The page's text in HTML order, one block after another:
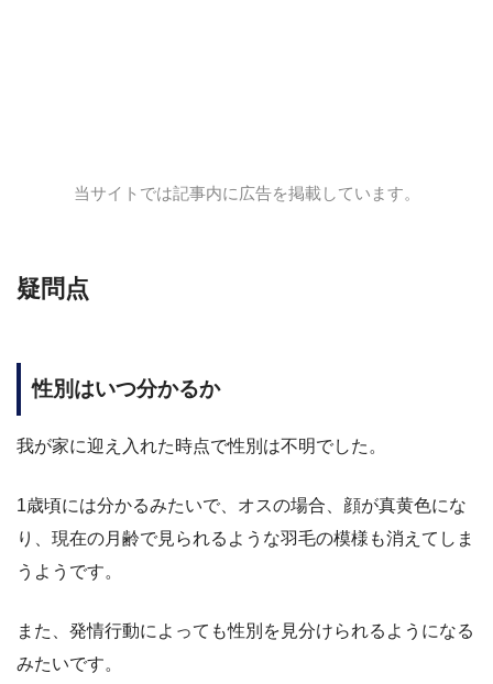
当サイトでは記事内に広告を掲載しています。
疑問点
性別はいつ分かるか
我が家に迎え入れた時点で性別は不明でした。
1歳頃には分かるみたいで、オスの場合、顔が真黄色にな
り、現在の月齢で見られるような羽毛の模様も消えてしま
うようです。
また、発情行動によっても性別を見分けられるようになる
みたいです。